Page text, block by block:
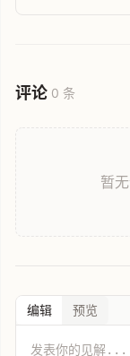
评论 0 条
暂
编辑 预览